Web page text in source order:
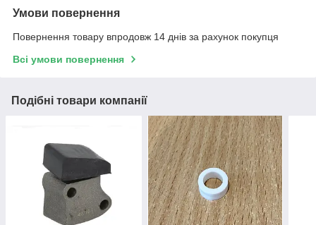
Умови повернення
Повернення товару впродовж 14 днів за рахунок покупця
Всі умови повернення
Подібні товари компанії